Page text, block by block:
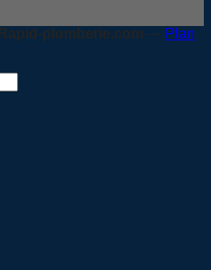
Rapid-plomberie.com — Plan